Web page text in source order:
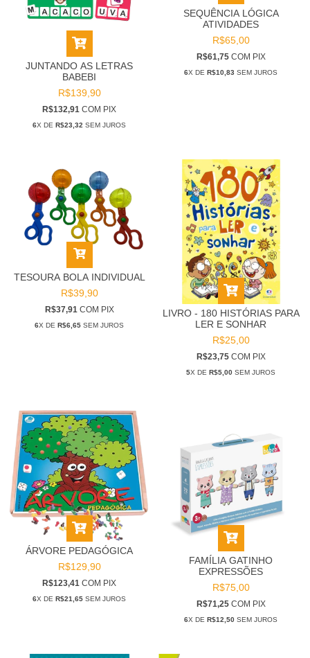
JUNTANDO AS LETRAS
BABEBI
R$139,90
R$132,91 COM PIX
6X DE R$23,32 SEM JUROS
SEQUÊNCIA LÓGICA
ATIVIDADES
R$65,00
R$61,75 COM PIX
6X DE R$10,83 SEM JUROS
TESOURA BOLA INDIVIDUAL
R$39,90
R$37,91 COM PIX
6X DE R$6,65 SEM JUROS
LIVRO - 180 HISTÓRIAS PARA
LER E SONHAR
R$25,00
R$23,75 COM PIX
5X DE R$5,00 SEM JUROS
ÁRVORE PEDAGÓGICA
R$129,90
R$123,41 COM PIX
6X DE R$21,65 SEM JUROS
FAMÍLIA GATINHO
EXPRESSÕES
R$75,00
R$71,25 COM PIX
6X DE R$12,50 SEM JUROS